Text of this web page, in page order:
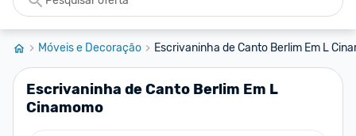
Móveis e Decoração Escrivaninha de Canto Berlim Em L
Escrivaninha de Canto Berlim Em L
Cinamomo